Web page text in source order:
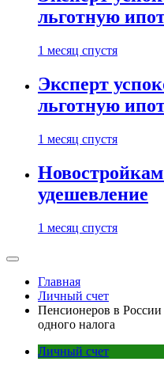
льготную
1 месяц спустя
Эксперт
льготную
1 месяц спустя
удешевление
1 месяц спустя
Главная
Личный счет
Пенсионеров в
одного налога
Личный счет